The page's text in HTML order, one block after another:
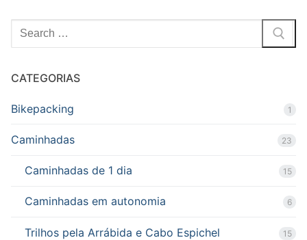
Pesquisar
por:
CATEGORIAS
Bikepacking 1
Caminhadas 23
Caminhadas de 1 dia 15
Caminhadas em autonomia 6
Trilhos pela Arrábida e Cabo Espichel 15